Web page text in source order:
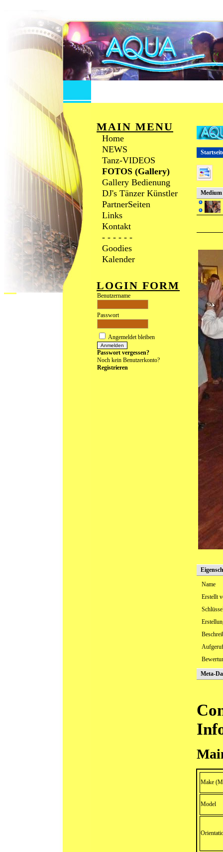
MAIN MENU
Home
NEWS
Tanz-VIDEOS
FOTOS (Gallery)
Gallery Bedienung
DJ's Tänzer Künstler
PartnerSeiten
Links
Kontakt
- - - - - -
Goodies
Kalender
LOGIN FORM
Benutzername
Passwort
Angemeldet bleiben
Passwort vergessen?
Noch kein Benutzerkonto?
Registrieren
Medium
Name
Erstellt
Meta-
Make
Model